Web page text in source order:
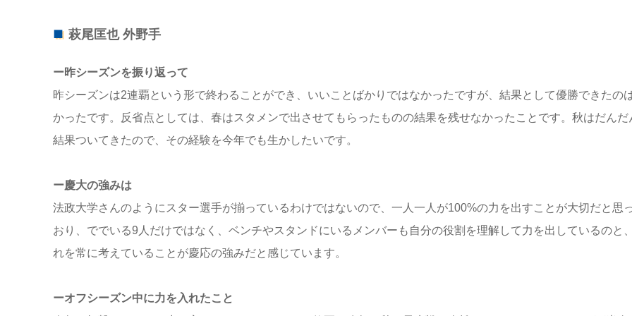
萩尾匡也 外野手
ー昨シーズンを振り返って
昨シーズンは2連覇という形で終わることができ、 いいことばかりではなかったですが、 結果として優勝できたの
かったです。反省点としては、 春はスタメンで出させてもらったものの結果を残せなかったことです。秋はだんだ
結果ついてきたので、 その経験を今年でも生かしたいです。
ー慶大の強みは
法政大学さんのようにスター選手が揃っているわけではないので、 一人一人が100%の力を出すことが大切だと思
おり、 ででいる9人だけではなく、 ベンチやスタンドにいるメンバーも自分の役割を理解して力を出しているのと、
れを常に考えていることが慶応の強みだと感じています。
ーオフシーズン中に力を入れたこと